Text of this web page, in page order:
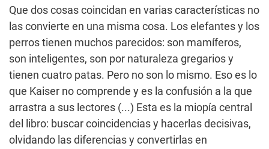
Que dos cosas coincidan en varias características no
las convierte en una misma cosa. Los elefantes y los
perros tienen muchos parecidos: son mamíferos,
son inteligentes, son por naturaleza gregarios y
tienen cuatro patas. Pero no son lo mismo. Eso es lo
que Kaiser no comprende y es la confusión a la que
arrastra a sus lectores (...) Esta es la miopía central
del libro: buscar coincidencias y hacerlas decisivas,
olvidando las diferencias y convertirlas en